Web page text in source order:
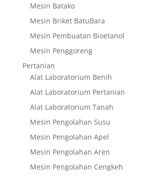
Mesin Batako
Mesin Briket BatuBara
Mesin Pembuatan Bioetanol
Mesin Penggoreng
Pertanian
Alat Laboratorium Benih
Alat Laboratorium Pertanian
Alat Laboratorium Tanah
Mesin Pengolahan Susu
Mesin Pengolahan Apel
Mesin Pengolahan Aren
Mesin Pengolahan Cengkeh